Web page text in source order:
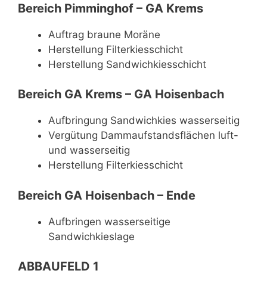
Bereich Pimminghof – GA Krems
Auftrag braune Moräne
Herstellung Filterkiesschicht
Herstellung Sandwichkiesschicht
Bereich GA Krems – GA Hoisenbach
Aufbringung Sandwichkies wasserseitig
Vergütung Dammaufstandsflächen luft-
und wasserseitig
Herstellung Filterkiesschicht
Bereich GA Hoisenbach – Ende
Aufbringen wasserseitige
Sandwichkieslage
ABBAUFELD 1